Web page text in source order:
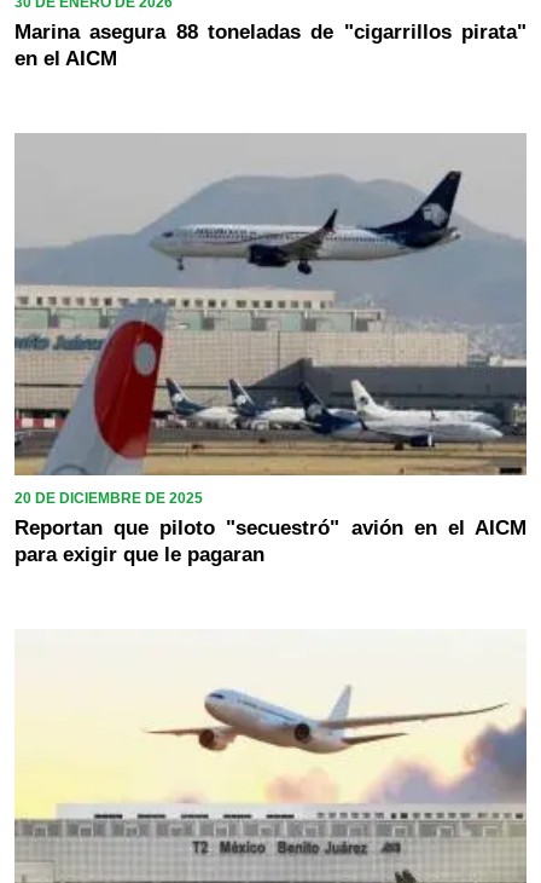
Marina asegura 88 toneladas de "cigarrillos pirata"
en el AICM
20 DE DICIEMBRE DE 2025
Reportan que piloto "secuestró" avión en el AICM
para exigir que le pagaran